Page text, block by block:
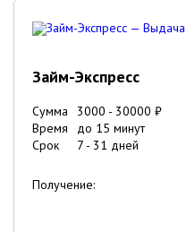
Займ-Экспресс
Сумма 3000 - 30000 ₽
Время
до 15 минут
Срок
7 - 31 дней
Получение: